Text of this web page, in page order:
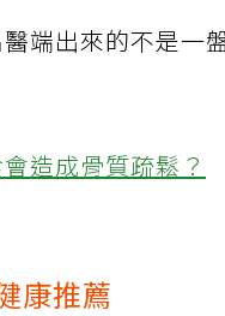
端出來的不是一
造成骨質疏鬆？
康推薦